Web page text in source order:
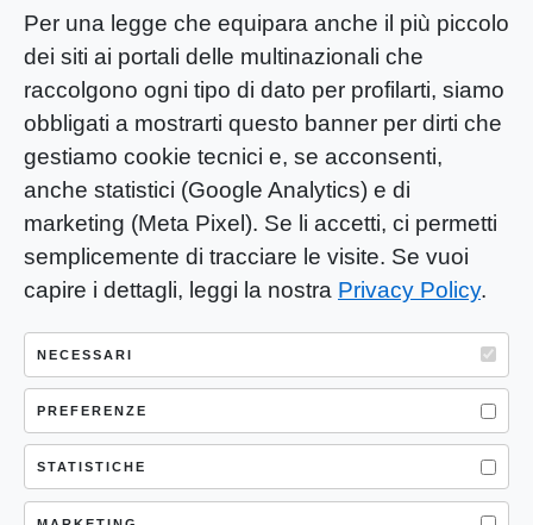
Per una legge che equipara anche il più piccolo
dei siti ai portali delle multinazionali che
raccolgono ogni tipo di dato per profilarti, siamo
obbligati a mostrarti questo banner per dirti che
gestiamo cookie tecnici e, se acconsenti,
anche statistici (Google Analytics) e di
marketing (Meta Pixel). Se li accetti, ci permetti
semplicemente di tracciare le visite. Se vuoi
capire i dettagli, leggi la nostra Privacy Policy.
NECESSARI
PREFERENZE
STATISTICHE
YOU-ng Slow Journalism è una testata
giornalistica di proprietà di Mastino S.R.L.
Registrazione presso Trib. Santa Maria
Capua Vetere (CE) n° 900 del 31/01/2025 |
ISSN 3103-4683
P.IVA: 04755530617